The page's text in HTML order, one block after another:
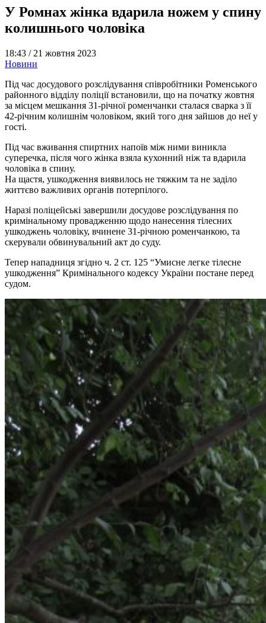
У Ромнах жінка вдарила ножем у спину
колишнього чоловіка
18:43 / 21 жовтня 2023
Новини
Під час досудового розслідування співробітники Роменського
районного відділу поліції встановили, що на початку жовтня
за місцем мешкання 31-річної роменчанки сталася сварка з її
42-річним колишнім чоловіком, який того дня зайшов до неї у
гості.
Під час вживання спиртних напоїв між ними виникла
суперечка, після чого жінка взяла кухонний ніж та вдарила
чоловіка в спину.
На щастя, ушкодження виявилось не тяжким та не заділо
життєво важливих органів потерпілого.
Наразі поліцейські завершили досудове розслідування по
кримінальному провадженню щодо нанесення тілесних
ушкоджень чоловіку, вчинене 31-річною роменчанкою, та
скерували обвинувальний акт до суду.
Тепер нападниця згідно ч. 2 ст. 125 “Умисне легке тілесне
ушкодження” Кримінального кодексу України постане перед
судом.